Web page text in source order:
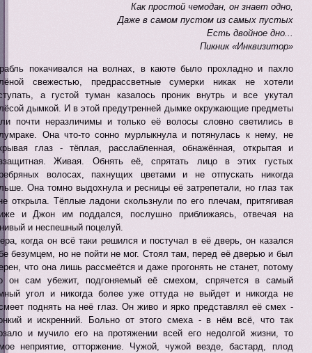
Как простой чемодан, он знает одно,
Даже в самом пустом из самых пустых
Есть двойное дно...
Пикник «Инквизитор»
покачивался на волнах, в каюте было прохладно и пахло
свежестью, предрассветные сумерки никак не хотели
а густой туман казалось проник внутрь и все укутал
дымкой. И в этой предутренней дымке окружающие предметы
почти неразличимы и только её волосы словно светились в
Она что-то сонно мурлыкнула и потянулась к нему, не
глаз - тёплая, расслабленная, обнажённая, открытая и
Живая. Обнять её, спрятать лицо в этих густых
волосах, пахнущих цветами и не отпускать никогда
Она томно выдохнула и ресницы её затрепетали, но глаз так
открыла. Тёплые ладони скользнули по его плечам, притягивая
и Джон им поддался, послушно приближаясь, отвечая на
и неспешный поцелуй.
когда он всё таки решился и постучал в её дверь, он казался
безумцем, но не пойти не мог. Стоял там, перед её дверью и был
что она лишь рассмеётся и даже прогонять не станет, потому
он сам убежит, подгоняемый её смехом, спрячется в самый
угол и никогда более уже оттуда не выйдет и никогда не
поднять на неё глаз. Он живо и ярко представлял её смех -
и искренний. Больно от этого смеха - в нём всё, что так
и мучило его на протяжении всей его недолгой жизни, то
неприятие, отторжение. Чужой, чужой везде, бастард, плод